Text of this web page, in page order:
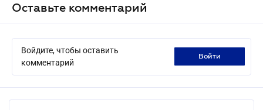
Оставьте комментарий
Войдите, чтобы оставить
комментарий
войти